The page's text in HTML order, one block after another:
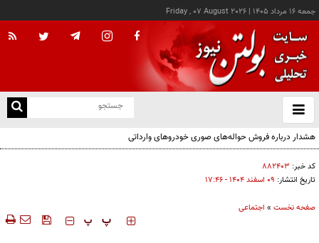
جمعه ۱۶ مرداد ۱۴۰۵ |
Friday , 07 August 2026
باز
و
هشدار درباره فروش حواله‌های صوری خودروهای وارداتی
کد خبر: ۸۸۲۴۰۳
تاریخ انتشار: ۰۹ اسفند ۱۴۰۴ - ۱۷:۴۶
صفحه نخست » اجتماعی
‍‍‍ پ پ